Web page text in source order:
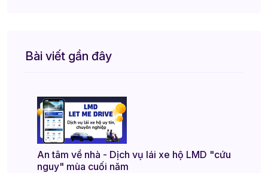
Bài viết gần đây
An tâm về nhà - Dịch vụ lái xe hộ LMD "cứu
nguy" mùa cuối năm